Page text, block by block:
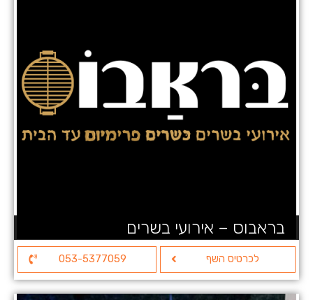
בראבוס – אירועי בשרים
לכרטיס השף 053-5377059